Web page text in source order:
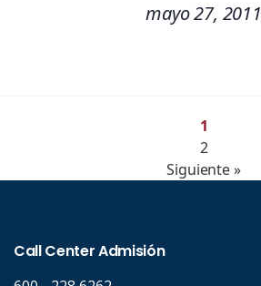
mayo 27, 2011
1
2
Siguiente »